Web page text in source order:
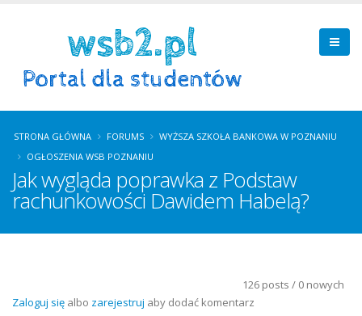
STRONA GŁÓWNA FORUMS
WYŻSZA SZKOŁA BANKOWA W POZNANIU
OGŁOSZENIA WSB POZNANIU
Jak wygląda poprawka z Podstaw
rachunkowości Dawidem Habelą?
126 posts / 0 nowych
Zaloguj się albo zarejestruj aby dodać komentarz